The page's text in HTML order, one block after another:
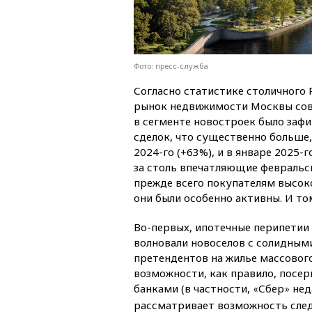
Фото: пресс-служба
Согласно статистике
рынок недвижимости Москвы
в сегменте новостроек было
сделок, что существенно
2024-го (+63%), и в январе 2025-
за столь впечатляющие
прежде всего покупателям
они были особенно активны. И
Во-первых, ипотечные
волновали новоселов с
претендентов на жилье
возможности, как правило,
банками (в частности, «Сбер»
рассматривает возможность